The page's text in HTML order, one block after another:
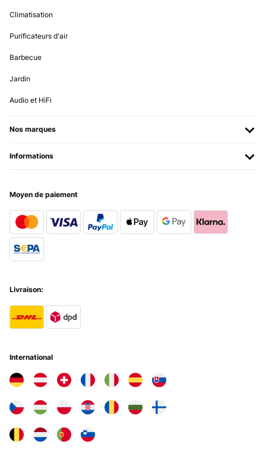
Climatisation
Purificateurs d'air
Barbecue
Jardin
Audio et HiFi
Nos marques
Informations
Moyen de paiement
Livraison:
International